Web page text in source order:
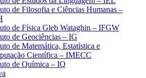
de Filosofia e Ciências Humanas –
de Física Gleb Wataghin – IFGW
de Geociências – IG
de Matemática, Estatística e
Científica – IMECC
de Química – IQ